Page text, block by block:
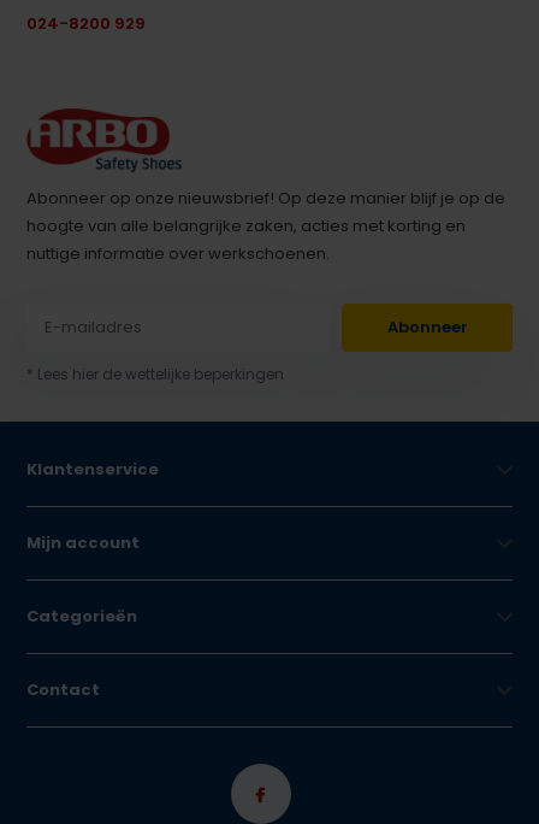
024-8200 929
Abonneer op onze nieuwsbrief! Op deze manier blijf je op de
hoogte van alle belangrijke zaken, acties met korting en
nuttige informatie over werkschoenen.
Abonneer
* Lees hier de wettelijke beperkingen
Klantenservice
Mijn account
Categorieën
Contact